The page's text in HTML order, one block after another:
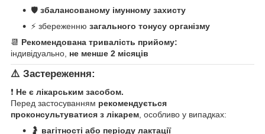
🛡️ збалансованому імунному захисту
⚡ збереженню загального тонусу організму
📆 Рекомендована тривалість прийому:
індивідуально, не менше 2 місяців
⚠️ Застереження:
❗ Не є лікарським засобом.
Перед застосуванням рекомендується
проконсультуватися з лікарем , особливо у випадках:
🤰 вагітності або періоду лактації